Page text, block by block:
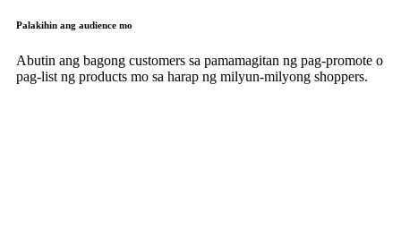
Palakihin ang audience mo
Abutin ang bagong customers sa pamamagitan ng pag-promote o
pag-list ng products mo sa harap ng milyun-milyong shoppers.